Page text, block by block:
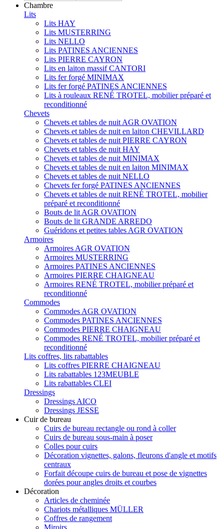
Chambre
Lits
Lits HAY
Lits MUSTERRING
Lits NELLO
Lits PATINES ANCIENNES
Lits PIERRE CAYRON
Lits en laiton massif CANTORI
Lits fer forgé MINIMAX
Lits fer forgé PATINES ANCIENNES
Lits à rouleaux RENÉ TROTEL, mobilier préparé et
reconditionné
Chevets
Chevets et tables de nuit AGR OVATION
Chevets et tables de nuit en laiton CHEVILLARD
Chevets et tables de nuit PIERRE CAYRON
Chevets et tables de nuit HAY
Chevets et tables de nuit MINIMAX
Chevets et tables de nuit en laiton MINIMAX
Chevets et tables de nuit NELLO
Chevets fer forgé PATINES ANCIENNES
Chevets et tables de nuit RENÉ TROTEL, mobilier
préparé et reconditionné
Bouts de lit AGR OVATION
Bouts de lit GRANDE ARREDO
Guéridons et petites tables AGR OVATION
Armoires
Armoires AGR OVATION
Armoires MUSTERRING
Armoires PATINES ANCIENNES
Armoires PIERRE CHAIGNEAU
Armoires RENÉ TROTEL, mobilier préparé et
reconditionné
Commodes
Commodes AGR OVATION
Commodes PATINES ANCIENNES
Commodes PIERRE CHAIGNEAU
Commodes RENÉ TROTEL, mobilier préparé et
reconditionné
Lits coffres, lits rabattables
Lits coffres PIERRE CHAIGNEAU
Lits rabattables 123MEUBLE
Lits rabattables CLEI
Dressings
Dressings AICO
Dressings JESSE
Cuir de bureau
Cuirs de bureau rectangle ou rond à coller
Cuirs de bureau sous-main à poser
Colles pour cuirs
Décoration vignettes, galons, fleurons d'angle et motifs
centraux
Forfait découpe cuirs de bureau et pose de vignettes
dorées pour angles droits et courbes
Décoration
Articles de cheminée
Chariots métalliques MÜLLER
Coffres de rangement
Miroirs